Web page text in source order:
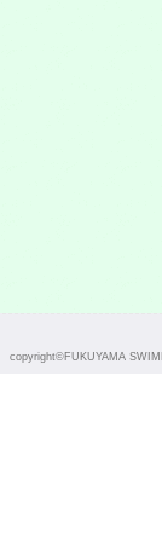
copyright©FUKUYAMA